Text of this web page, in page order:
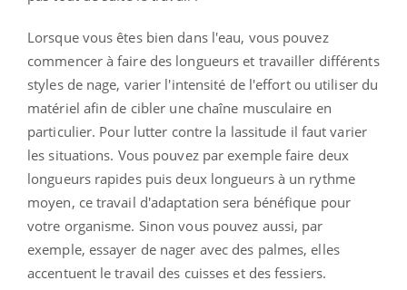
Lorsque vous êtes bien dans l'eau, vous pouvez
commencer à faire des longueurs et travailler différents
styles de nage, varier l'intensité de l'effort ou utiliser du
matériel afin de cibler une chaîne musculaire en
particulier. Pour lutter contre la lassitude il faut varier
les situations. Vous pouvez par exemple faire deux
longueurs rapides puis deux longueurs à un rythme
moyen, ce travail d'adaptation sera bénéfique pour
votre organisme. Sinon vous pouvez aussi, par
exemple, essayer de nager avec des palmes, elles
accentuent le travail des cuisses et des fessiers.